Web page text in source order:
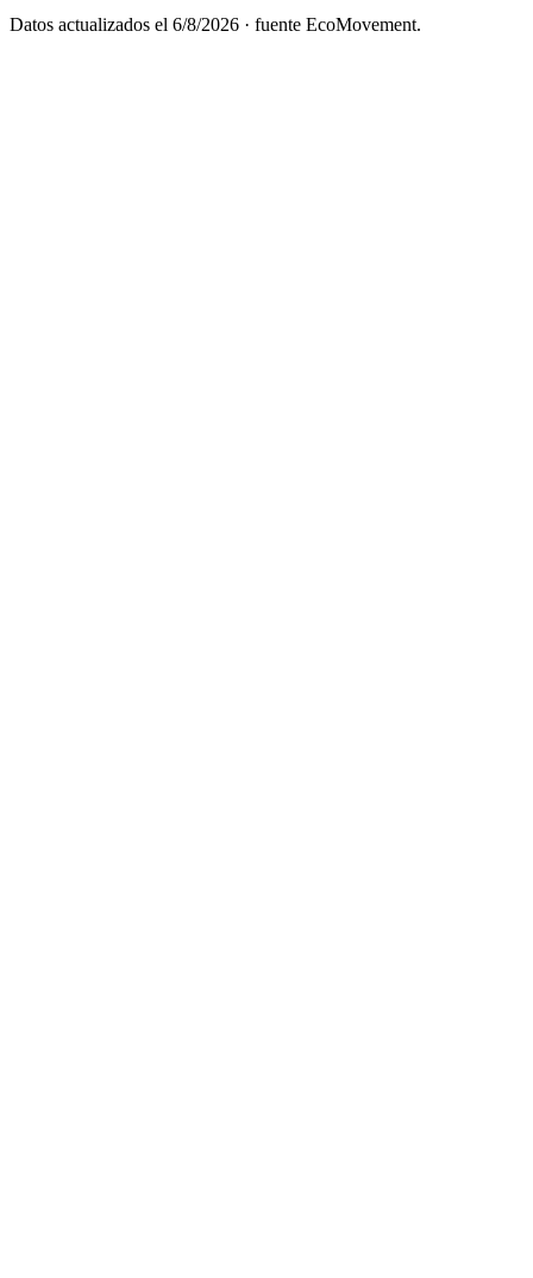
Datos actualizados el 6/8/2026 · fuente EcoMovement.